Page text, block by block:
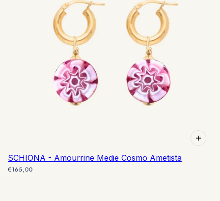
SCHIONA - Amourrine Medie Cosmo Ametista
€165,00